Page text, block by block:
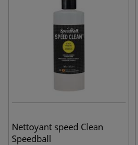
Nettoyant speed Clean
Speedball